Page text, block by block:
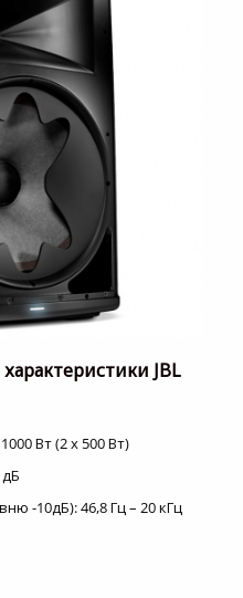
JBL
Вт (2 х 500 Вт)
-10дБ): 46,8 Гц – 20 кГц